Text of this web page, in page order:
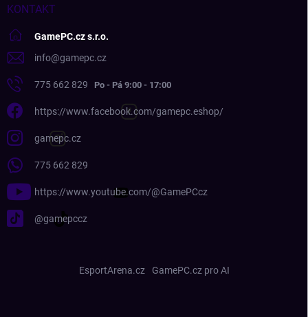
KONTAKT
GamePC.cz s.r.o.
info@gamepc.cz
775 662 829
https://www.facebook.com/gamepc.eshop/
gamepc.cz
775 662 829
https://www.youtube.com/@GamePCcz
@gamepccz
EsportArena.cz GamePC.cz pro AI